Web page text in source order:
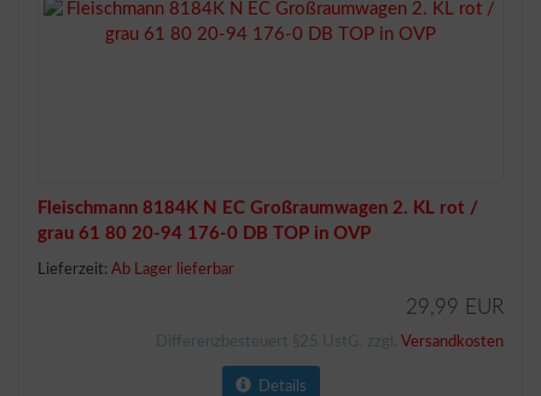
Fleischmann 8184K N EC Großraumwagen 2. KL rot /
grau 61 80 20-94 176-0 DB TOP in OVP
Lieferzeit: Ab Lager lieferbar
29,99 EUR
Versandkosten
Details